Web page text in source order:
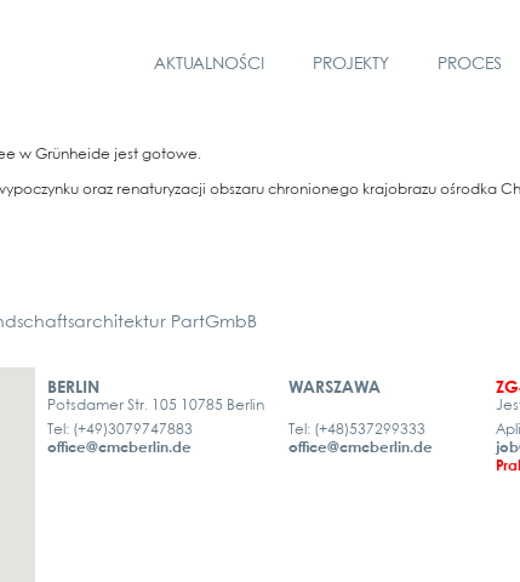
AKTUALNOŚCI PROJEKTY PROCES
w Grün­hei­de jest goto­we.
oraz rena­tu­ry­zac­ji obs­za­ru chro­nio­n­ego kra­jobra­zu ośrod­ka
PartGmbB
BERLIN
Potsdamer Str. 105 10785 Berlin
Tel: (+49)3079747883
office@cmcberlin.de
WARSZAWA
Tel: (+48)537299333
office@cmcberlin.de